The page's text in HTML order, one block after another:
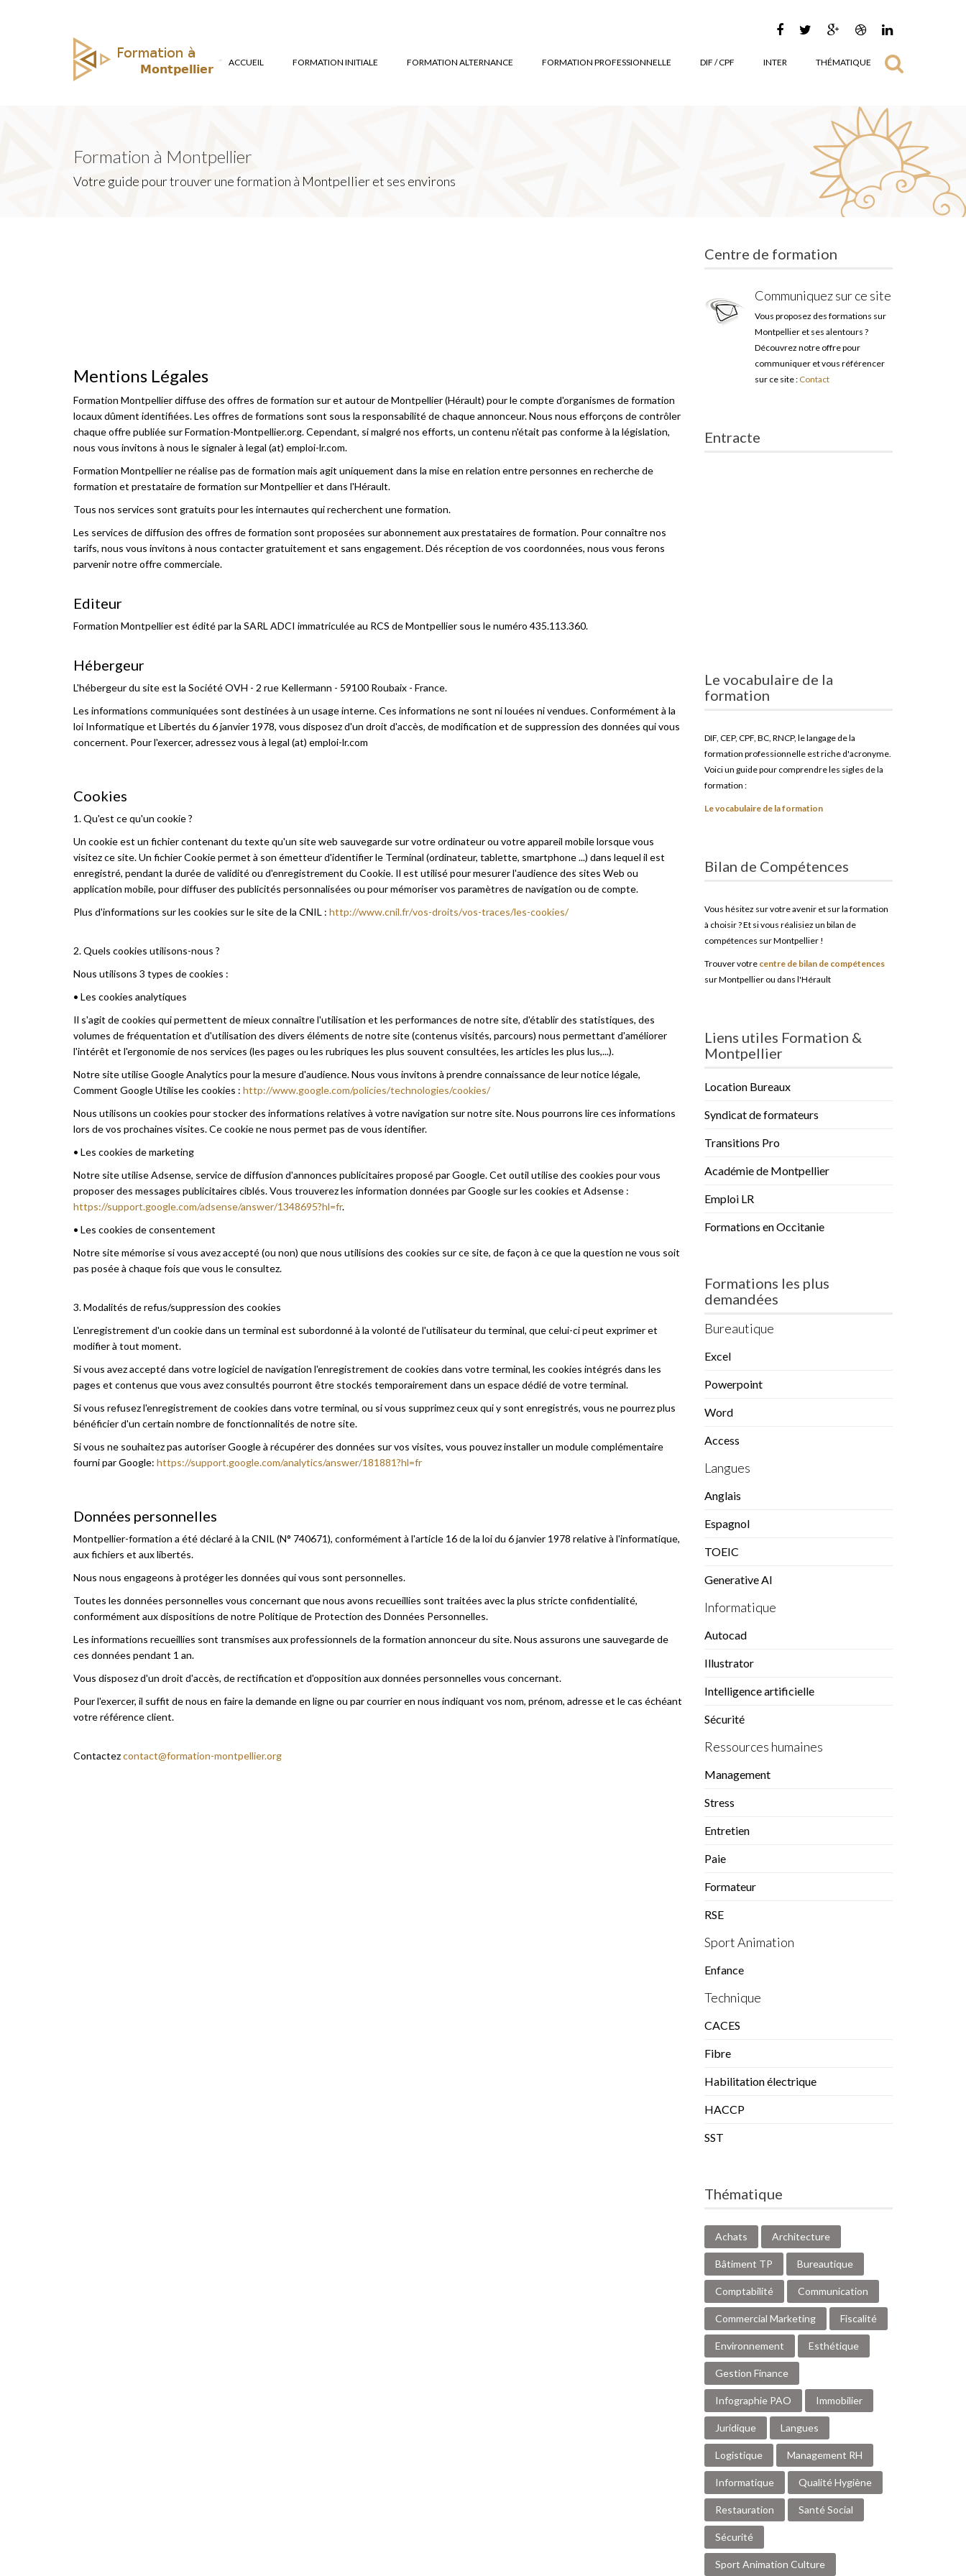
ACCUEIL FORMATION INITIALE FORMATION ALTERNANCE FORMATION PROFESSIONNELLE DIF / CPF INTER THÉMATIQUE
Formation à Montpellier
Votre guide pour trouver une formation à Montpellier et ses environs
Mentions Légales
Formation Montpellier diffuse des offres de formation sur et autour de Montpellier (Hérault) pour le compte d'organismes de formation
locaux dûment identifiées. Les offres de formations sont sous la responsabilité de chaque annonceur. Nous nous efforçons de contrôler
chaque offre publiée sur Formation-Montpellier.org. Cependant, si malgré nos efforts, un contenu n'était pas conforme à la législation,
nous vous invitons à nous le signaler à legal (at) emploi-lr.com.
Formation Montpellier ne réalise pas de formation mais agit uniquement dans la mise en relation entre personnes en recherche de
formation et prestataire de formation sur Montpellier et dans l'Hérault.
Tous nos services sont gratuits pour les internautes qui recherchent une formation.
Les services de diffusion des offres de formation sont proposées sur abonnement aux prestataires de formation. Pour connaître nos
tarifs, nous vous invitons à nous contacter gratuitement et sans engagement. Dés réception de vos coordonnées, nous vous ferons
parvenir notre offre commerciale.
Editeur
Formation Montpellier est édité par la SARL ADCI immatriculée au RCS de Montpellier sous le numéro 435.113.360.
Hébergeur
L'hébergeur du site est la Société OVH - 2 rue Kellermann - 59100 Roubaix - France.
Les informations communiquées sont destinées à un usage interne. Ces informations ne sont ni louées ni vendues. Conformément à la
loi Informatique et Libertés du 6 janvier 1978, vous disposez d'un droit d'accès, de modification et de suppression des données qui vous
concernent. Pour l'exercer, adressez vous à legal (at) emploi-lr.com
Cookies
1. Qu'est ce qu'un cookie ?
Un cookie est un fichier contenant du texte qu'un site web sauvegarde sur votre ordinateur ou votre appareil mobile lorsque vous
visitez ce site. Un fichier Cookie permet à son émetteur d'identifier le Terminal (ordinateur, tablette, smartphone ...) dans lequel il est
enregistré, pendant la durée de validité ou d'enregistrement du Cookie. Il est utilisé pour mesurer l'audience des sites Web ou
application mobile, pour diffuser des publicités personnalisées ou pour mémoriser vos paramètres de navigation ou de compte.
Plus d'informations sur les cookies sur le site de la CNIL : http://www.cnil.fr/vos-droits/vos-traces/les-cookies/
2. Quels cookies utilisons-nous ?
Nous utilisons 3 types de cookies :
• Les cookies analytiques
Il s'agit de cookies qui permettent de mieux connaître l'utilisation et les performances de notre site, d'établir des statistiques, des
volumes de fréquentation et d'utilisation des divers éléments de notre site (contenus visités, parcours) nous permettant d'améliorer
l'intérêt et l'ergonomie de nos services (les pages ou les rubriques les plus souvent consultées, les articles les plus lus,...).
Notre site utilise Google Analytics pour la mesure d'audience. Nous vous invitons à prendre connaissance de leur notice légale,
Comment Google Utilise les cookies : http://www.google.com/policies/technologies/cookies/
Nous utilisons un cookies pour stocker des informations relatives à votre navigation sur notre site. Nous pourrons lire ces informations
lors de vos prochaines visites. Ce cookie ne nous permet pas de vous identifier.
• Les cookies de marketing
Notre site utilise Adsense, service de diffusion d'annonces publicitaires proposé par Google. Cet outil utilise des cookies pour vous
proposer des messages publicitaires ciblés. Vous trouverez les information données par Google sur les cookies et Adsense :
https://support.google.com/adsense/answer/1348695?hl=fr.
• Les cookies de consentement
Notre site mémorise si vous avez accepté (ou non) que nous utilisions des cookies sur ce site, de façon à ce que la question ne vous soit
pas posée à chaque fois que vous le consultez.
3. Modalités de refus/suppression des cookies
L'enregistrement d'un cookie dans un terminal est subordonné à la volonté de l'utilisateur du terminal, que celui-ci peut exprimer et
modifier à tout moment.
Si vous avez accepté dans votre logiciel de navigation l'enregistrement de cookies dans votre terminal, les cookies intégrés dans les
pages et contenus que vous avez consultés pourront être stockés temporairement dans un espace dédié de votre terminal.
Si vous refusez l'enregistrement de cookies dans votre terminal, ou si vous supprimez ceux qui y sont enregistrés, vous ne pourrez plus
bénéficier d'un certain nombre de fonctionnalités de notre site.
Si vous ne souhaitez pas autoriser Google à récupérer des données sur vos visites, vous pouvez installer un module complémentaire
fourni par Google: https://support.google.com/analytics/answer/181881?hl=fr
Données personnelles
Montpellier-formation a été déclaré à la CNIL (N° 740671), conformément à l'article 16 de la loi du 6 janvier 1978 relative à l'informatique,
aux fichiers et aux libertés.
Nous nous engageons à protéger les données qui vous sont personnelles.
Toutes les données personnelles vous concernant que nous avons recueillies sont traitées avec la plus stricte confidentialité,
conformément aux dispositions de notre Politique de Protection des Données Personnelles.
Les informations recueillies sont transmises aux professionnels de la formation annonceur du site. Nous assurons une sauvegarde de
ces données pendant 1 an.
Vous disposez d'un droit d'accès, de rectification et d'opposition aux données personnelles vous concernant.
Pour l'exercer, il suffit de nous en faire la demande en ligne ou par courrier en nous indiquant vos nom, prénom, adresse et le cas échéant
votre référence client.
Contactezcontact@formation-montpellier.org
Centre de formation
Communiquez sur ce site
Vous proposez des formations sur
Montpellier et ses alentours ?
Découvrez notre offre pour
communiquer et vous référencer
sur ce site : Contact
Entracte
Le vocabulaire de la
formation
DIF, CEP, CPF, BC, RNCP, le langage de la
formation professionnelle est riche d'acronyme.
Voici un guide pour comprendre les sigles de la
formation :
Le vocabulaire de la formation
Bilan de Compétences
Vous hésitez sur votre avenir et sur la formation
à choisir ? Et si vous réalisiez un bilan de
compétences sur Montpellier !
Trouver votre centre de bilan de compétences
sur Montpellier ou dans l'Hérault
Liens utiles Formation &
Montpellier
Location Bureaux
Syndicat de formateurs
Transitions Pro
Académie de Montpellier
Emploi LR
Formations en Occitanie
Formations les plus
demandées
Bureautique
Excel
Powerpoint
Word
Access
Langues
Anglais
Espagnol
TOEIC
Generative AI
Informatique
Autocad
Illustrator
Intelligence artificielle
Sécurité
Ressources humaines
Management
Stress
Entretien
Paie
Formateur
RSE
Sport Animation
Enfance
Technique
CACES
Fibre
Habilitation électrique
HACCP
SST
Thématique
Achats Architecture
Bâtiment TP Bureautique
Comptabilité Communication
Commercial Marketing Fiscalité
Environnement Esthétique
Gestion Finance
Infographie PAO Immobilier
Juridique Langues
Logistique Management RH
Informatique Qualité Hygiène
Restauration Santé Social
Sécurité
Sport Animation Culture